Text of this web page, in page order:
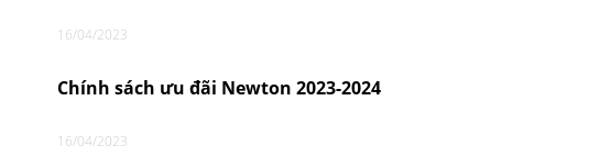
16/04/2023
Chính sách ưu đãi Newton 2023-2024
16/04/2023